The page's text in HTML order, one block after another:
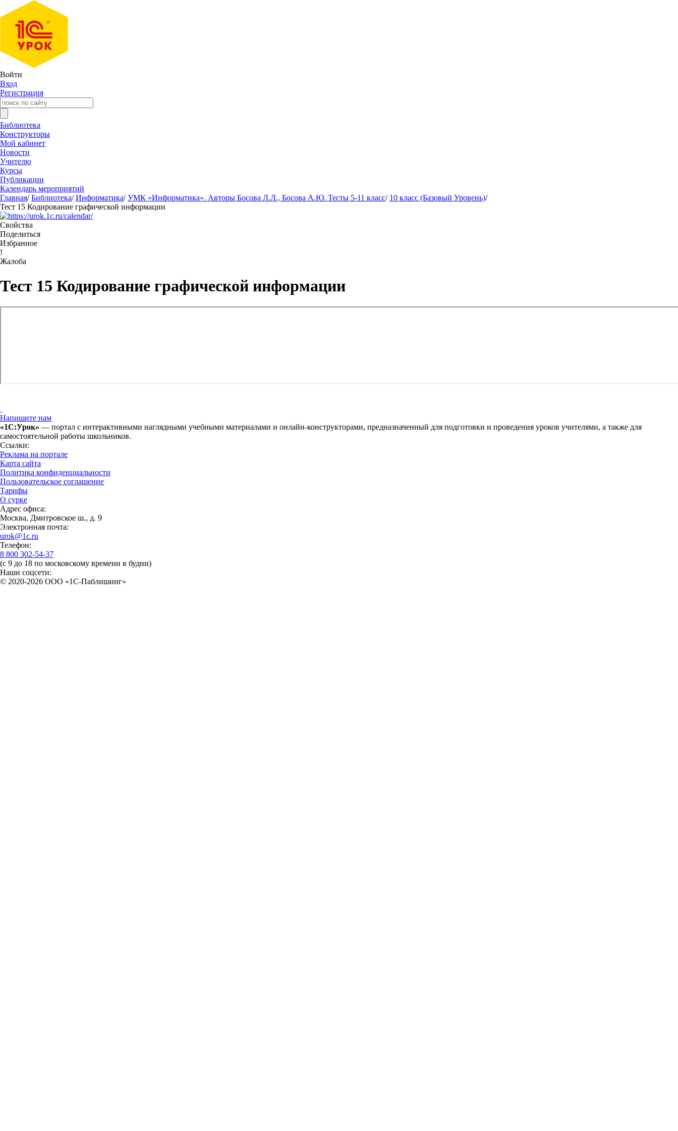
Войти
Вход
Регистрация
Библиотека
Конструкторы
Мой кабинет
Новости
Учителю
Курсы
Публикации
Календарь мероприятий
Главная/ Библиотека/ Информатика/ УМК «Информатика». Авторы Босова Л.Л., Босова А.Ю. Тесты 5-11 класс/ 10 класс (Базовый Уровень)/
Тест 15 Кодирование графической информации
Свойства
Поделиться
Избранное
!
Жалоба
Тест 15 Кодирование графической информации
Напишите нам
«1С:Урок» — портал с интерактивными наглядными учебными материалами и онлайн-конструкторами, предназначенный для подготовки и проведения уроков учителями, а также для
самостоятельной работы школьников.
Ссылки:
Реклама на портале
Карта сайта
Политика конфиденциальности
Пользовательское соглашение
Тарифы
О сурке
Адрес офиса:
Москва, Дмитровское ш., д. 9
Электронная почта:
urok@1c.ru
Телефон:
8 800 302-54-37
(с 9 до 18 по московскому времени в будни)
Наши соцсети:
© 2020-2026 OOO «1С-Паблишинг»